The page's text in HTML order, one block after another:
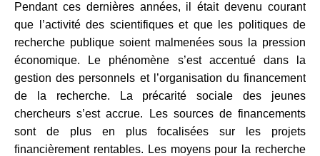
Pendant ces dernières années, il était devenu courant
que l’activité des scientifiques et que les politiques de
recherche publique soient malmenées sous la pression
économique. Le phénomène s’est accentué dans la
gestion des personnels et l’organisation du financement
de la recherche. La précarité sociale des jeunes
chercheurs s’est accrue. Les sources de financements
sont de plus en plus focalisées sur les projets
financièrement rentables. Les moyens pour la recherche